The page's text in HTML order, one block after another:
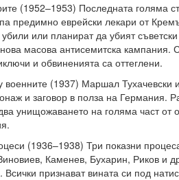
(1952–1953) Последната голяма
предимно еврейски лекари от
или планират да убият
нова масова антисемитска кампания.
и обвиненията са оттеглени.
военните (1937) Маршал Тухачевски
и заговор в полза на Германия.
унищожаването на голяма част от
(1936–1938) Три показни
Каменев, Бухарин, Риков и
признават вината си под